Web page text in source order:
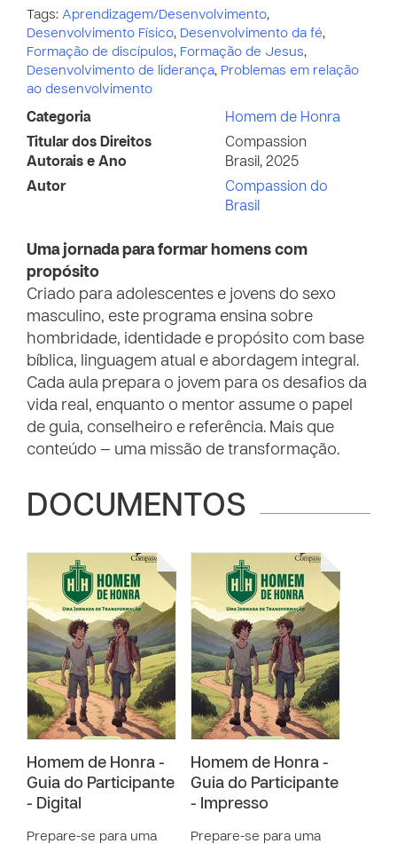
Tags: Aprendizagem/Desenvolvimento,
Desenvolvimento Físico, Desenvolvimento da fé,
Formação de discípulos, Formação de Jesus,
Desenvolvimento de liderança, Problemas em relação
ao desenvolvimento
Categoria
Homem de Honra
Titular dos Direitos
Autorais e Ano
Compassion
Brasil, 2025
Autor
Compassion do
Brasil
Uma jornada para formar homens com
propósito
Criado para adolescentes e jovens do sexo
masculino, este programa ensina sobre
hombridade, identidade e propósito com base
bíblica, linguagem atual e abordagem integral.
Cada aula prepara o jovem para os desafios da
vida real, enquanto o mentor assume o papel
de guia, conselheiro e referência. Mais que
conteúdo — uma missão de transformação.
DOCUMENTOS
Homem de Honra -
Guia do Participante
- Digital
Prepare-se para uma
Homem de Honra -
Guia do Participante
- Impresso
Prepare-se para uma